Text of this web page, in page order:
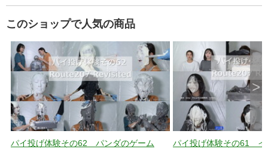
このショップで人気の商品
パイ投げ体験その62 パンダのゲーム パイ投げ体験その61 イ
>